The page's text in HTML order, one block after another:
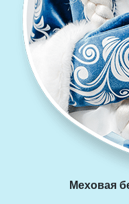
Меховая